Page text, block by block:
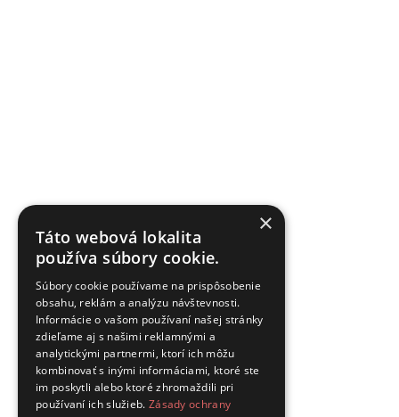
×
Táto webová lokalita
používa súbory cookie.
Súbory cookie používame na prispôsobenie
obsahu, reklám a analýzu návštevnosti.
Informácie o vašom používaní našej stránky
zdieľame aj s našimi reklamnými a
analytickými partnermi, ktorí ich môžu
kombinovať s inými informáciami, ktoré ste
im poskytli alebo ktoré zhromaždili pri
používaní ich služieb. Zásady ochrany